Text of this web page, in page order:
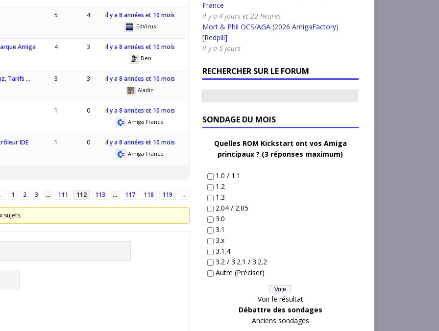
5 4 il y a 8 années et 10 mois
EdVirus
Amiga 4 3 il y a 8 années et 10 mois
Den
Tarifs … 3 3 il y a 8 années et 10 mois
Aladin
1 0 il y a 8 années et 10 mois
Amiga France
IDE 1 0 il y a 8 années et 10 mois
Amiga France
1 2 3 … 111 112 113 … 117 118 119 →
sujets.
France
il y a 4 jours et 22 heures
Mort & Phil OCS/AGA (2026 AmigaFactory)
[Redpill]
il y a 5 jours
RECHERCHER SUR LE FORUM
SONDAGE DU MOIS
Quelles ROM Kickstart ont vos Amiga
principaux ? (3 réponses maximum)
1.0 / 1.1
1.2
1.3
2.04 / 2.05
3.0
3.1
3.x
3.1.4
3.2 / 3.2.1 / 3.2.2
Autre (Préciser)
Voir le résultat
Débattre des sondages
Anciens sondages